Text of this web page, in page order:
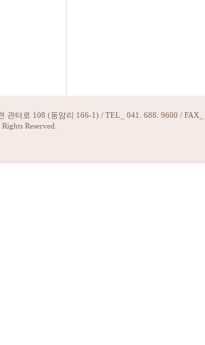
관터로 108 (동암리 166-1) / TEL_ 041. 688. 9600 /
Reserved.